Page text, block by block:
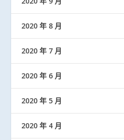
2020 年 8 月
2020 年 7 月
2020 年 6 月
2020 年 5 月
2020 年 4 月